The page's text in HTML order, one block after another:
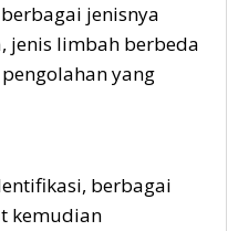
jenisnya
jenis limbah berbeda
yang
berbagai
kemudian